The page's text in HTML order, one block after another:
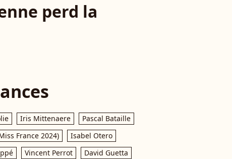
perd la
Iris Mittenaere
Pascal Bataille
France 2024)
Isabel Otero
Vincent Perrot David Guetta